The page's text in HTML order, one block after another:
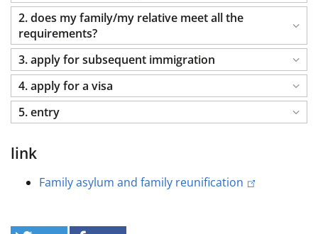
2. does my family/my relative meet all the
requirements?
3. apply for subsequent immigration
4. apply for a visa
5. entry
link
Family asylum and family reunification